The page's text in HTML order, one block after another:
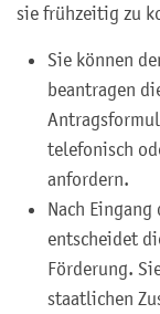
sie frühzeitig zu
Sie können
beantragen
telefonisch
anfordern.
Nach
entscheidet
Förderung.
staatlichen